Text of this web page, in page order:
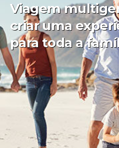
Viagem
criar uma
para toda a